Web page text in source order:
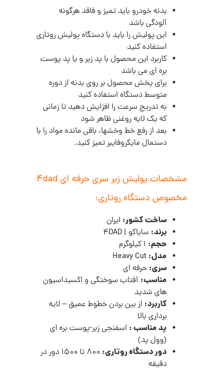
بدنه خودرو باید تمیز و فاقد هرگونه
آلودگی باشد
این پولیش را باید با دستگاه پولیش روتاری
استفاده کنید
کاربرد این محصول با پد زبر و یا پد پوست
بره ای می باشد
برای پخش محصول بر روی بدنه از دوره
متوسط دستگاه استفاده کنید
به تدریج سرعت را افزایش دهید تا زمانی
که یک لایه روغنی ظاهر شود
بعد از رفع خط وخشها، باقی مانده مواد را با
دستمال مایکروفایبر تمیز کنید.
مشخصات پولیش زبر سری حرفه ای 4dad
مخصوص دستگاه روتاری:
ساخت کشور: ایران
برند: سایاکو | 4DAD
حجم:
مدل:
سری: حرفه ای
مناسب: آفتاب سوختگی و اکسیداسیون
های شدید
کاربرد: از بین بردن خطوط عمیق – لایه
برداری بالا
پد مناسب : اسفنجی زبر-پوست بره ای
(وول پد)
دور دستگاه روتاری:
800 تا 1500 دور در
دقیقه